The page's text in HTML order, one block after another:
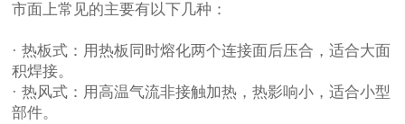
市面上常见的主要有以下几种：
· 热板式：用热板同时熔化两个连接面后压合，适合大面
积焊接。
· 热风式：用高温气流非接触加热，热影响小，适合小型
部件。